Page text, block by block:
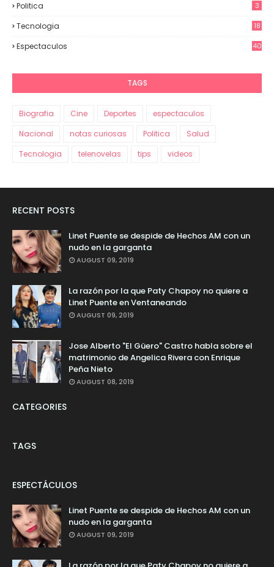
Politica 3
Tecnologia 18
Espectaculos
40
TAGS
Biografia Cine Deportes
espectaculos
Nacional
notas curiosas Politica
Salud
Tecnologia
telenovelas tips videos
RECENT POSTS
Linet Puente se despide de Hechos AM con un
nudo en la garganta
AUGUST 09, 2019
La razón por la que Paty Chapoy no quiere a
Linet Puente en Ventaneando
AUGUST 09, 2019
Jose Alberto "El Güero" Castro habla sobre el
matrimonio de Angelica Rivera con Enrique
Peña Nieto
AUGUST 08, 2019
CATEGORIES
TAGS
ESPECTÁCULOS
Linet Puente se despide de Hechos AM con un
nudo en la garganta
AUGUST 09, 2019